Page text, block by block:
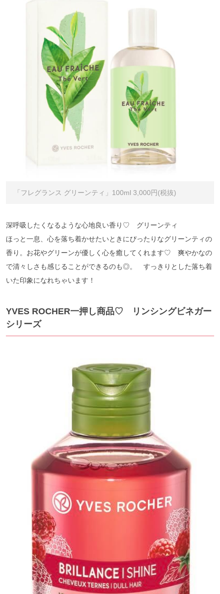
「フレグランス グリーンティ」100ml 3,000円(税抜)
深呼吸したくなるような心地良い香り♡ グリーンティ
ほっと一息、心を落ち着かせたいときにぴったりなグリーンティの
香り。お花やグリーンが優しく心を癒してくれます♡ 爽やかなの
で清々しさも感じることができるのも◎。 すっきりとした落ち着
いた印象になれちゃいます！
YVES ROCHER一押し商品♡ リンシングビネガー
シリーズ